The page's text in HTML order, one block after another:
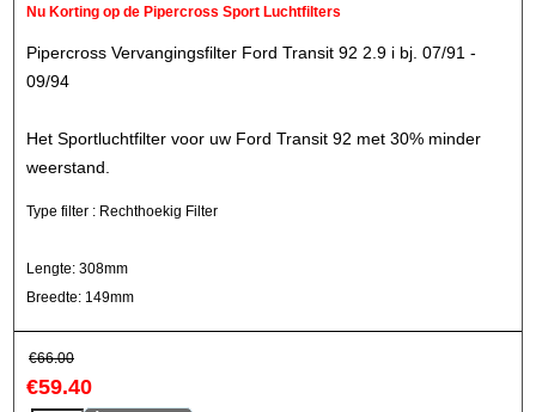
Nu Korting op de Pipercross Sport Luchtfilters
Pipercross Vervangingsfilter Ford Transit 92 2.9 i bj. 07/91 -
09/94
Het Sportluchtfilter voor uw Ford Transit 92 met 30% minder
weerstand.
Type filter : Rechthoekig Filter
Lengte: 308mm
Breedte: 149mm
€66.00
€59.40